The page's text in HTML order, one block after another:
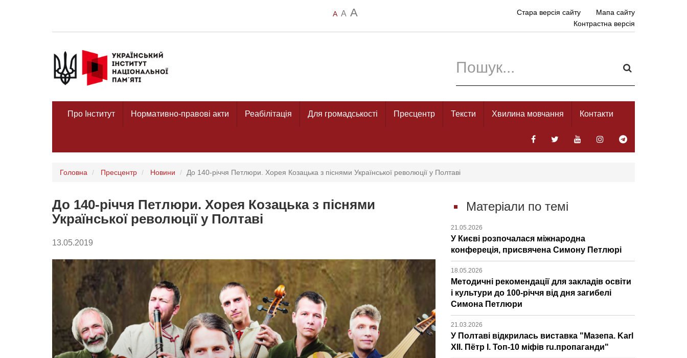
A A A Стара версія сайту
Мапа сайту
Контрастна версія
Про Інститут Нормативно-правові акти Реабілітація Для громадськості Пресцентр Тексти Хвилина мовчання Контакти
Головна Пресцентр Новини До 140-річчя Петлюри. Хорея Козацька з піснями Української революції у Полтаві
До 140-річчя Петлюри. Хорея Козацька з піснями
Української революції у Полтаві
13.05.2019
Матеріали по темі
21.05.2026
У Києві розпочалася міжнародна
конфереція, присвячена Симону Петлюрі
18.05.2026
Методичні рекомендації для закладів освіти
і культури до 100-річчя від дня загибелі
Симона Петлюри
21.03.2026
У Полтаві відкрилась виставка "Мазепа. Karl
ХІІ. Пётр І. Топ-10 міфів ru.пропаганди"